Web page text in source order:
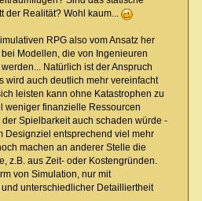
der Realität? Wohl kaum...
RPG also vom Ansatz her
Modellen, die von Ingenieuren
Natürlich ist der Anspruch
wird auch deutlich mehr vereinfacht
leisten kann ohne Katastrophen zu
weniger finanzielle Ressourcen
Spielbarkeit auch schaden würde -
Designziel entsprechend viel mehr
machen an anderer Stelle die
z.B. aus Zeit- oder Kostengründen.
von Simulation, nur mit
unterschiedlicher Detailliertheit